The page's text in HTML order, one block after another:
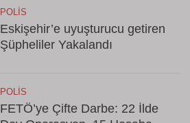
POLIS
Eskişehir’e uyuşturucu getiren
Şüpheliler Yakalandı
POLIS
FETÖ’ye Çifte Darbe: 22 İlde